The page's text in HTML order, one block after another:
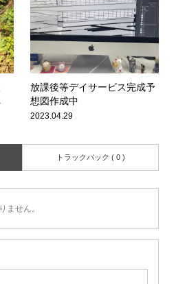
放課後等デイサービス完成予
想図作成中
2023.04.29
トラックバック ( 0 )
ません。